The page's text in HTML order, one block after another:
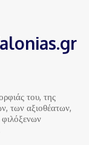
του, της
των αξιοθέατων,